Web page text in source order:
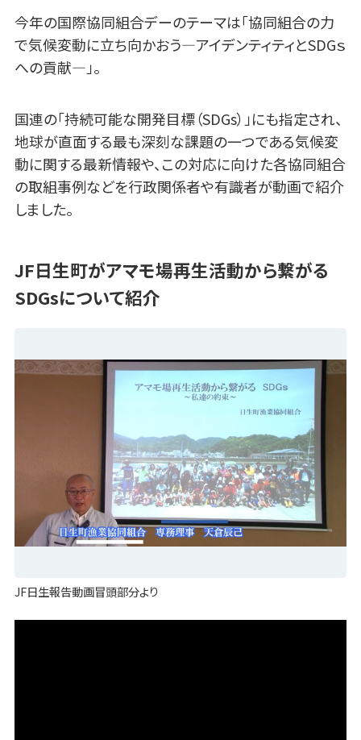
今年の国際協同組合デーのテーマは「協同組合の力
で気候変動に立ち向かおう―アイデンティティとSDGｓ
への貢献―」。
国連の「持続可能な開発目標（SDGs）」にも指定され、
地球が直面する最も深刻な課題の一つである気候変
動に関する最新情報や、この対応に向けた各協同組合
の取組事例などを行政関係者や有識者が動画で紹介
しました。
JF日生町がアマモ場再生活動から繋がる
SDGsについて紹介
JF日生報告動画冒頭部分より